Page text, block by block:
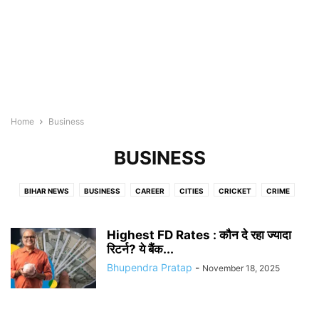
Home Business
BUSINESS
BIHAR NEWS BUSINESS CAREER CITIES CRICKET CRIME
अररिया अरवल औरंगाबाद खगरिया
जमुई जहानाबाद दरभंगा नवादा पढाई लिखाई
बेगूसराय बेतिया भबुआ भागलपुर मधुबनी मुजफ्फरपुर मोतिहारी लखीसराय
विदेश शिवहर शिवान
Highest FD Rates : कौन दे रहा ज्यादा
रिटर्न? ये बैंक...
Bhupendra Pratap - November 18, 2025